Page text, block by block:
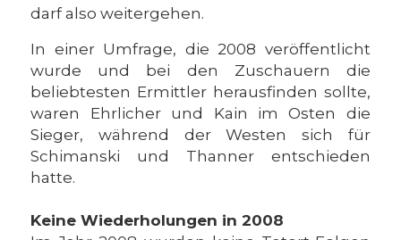
darf also weitergehen.
In einer Umfrage, die 2008 veröffentlicht
wurde und bei den Zuschauern die
beliebtesten Ermittler herausfinden sollte,
waren Ehrlicher und Kain im Osten die
Sieger, während der Westen sich für
Schimanski und Thanner entschieden
hatte.
Keine Wiederholungen in 2008